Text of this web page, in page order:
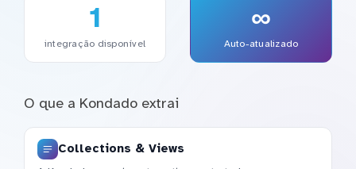
1
integração disponível
∞
Auto-atualizado
O que a Kondado extrai
Collections & Views